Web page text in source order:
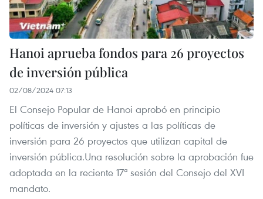
Hanoi aprueba fondos para 26 proyectos
de inversión pública
02/08/2024 07:13
El Consejo Popular de Hanoi aprobó en principio
políticas de inversión y ajustes a las políticas de
inversión para 26 proyectos que utilizan capital de
inversión pública.Una resolución sobre la aprobación fue
adoptada en la reciente 17ª sesión del Consejo del XVI
mandato.